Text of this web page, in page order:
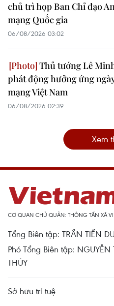
chủ trì họp Ban Chỉ đạo
mạng Quốc gia
06/08/2026 03:02
Thủ tướng Lê
phát động hưởng ứng
mạng Việt Nam
06/08/2026 02:39
Xem
CƠ QUAN CHỦ QUẢN: THÔNG TẤN XÃ
Tổng Biên tập: TRẦN TIẾN
Phó Tổng Biên tập:
THỦY
Sở hữu trí tuệ